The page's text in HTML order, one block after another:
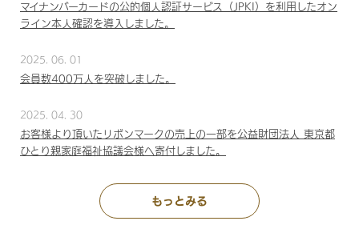
マイナンバーカードの公的個人認証サービス（JPKI）を利用したオン
ライン本人確認を導入しました。
2025. 06. 01
会員数400万人を突破しました。
2025. 04. 30
お客様より頂いたリボンマークの売上の一部を公益財団法人 東京都
ひとり親家庭福祉協議会様へ寄付しました。
もっとみる